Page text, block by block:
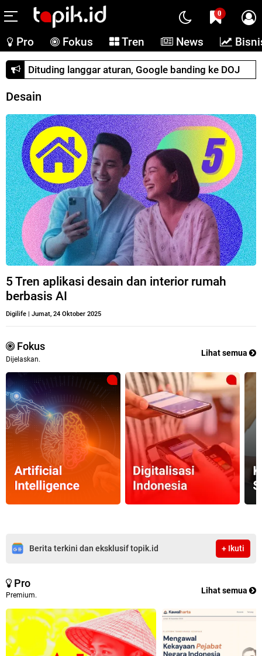
0
Pro Fokus Tren News
Dituding langgar aturan, Google banding ke DOJ
Desain
5 Tren aplikasi desain dan interior rumah
berbasis AI
Digilife | Jumat, 24 Oktober 2025
Fokus
Dijelaskan.
Lihat semua
Berita terkini dan eksklusif topik.id + Ikuti
Pro
Premium. Lihat semua